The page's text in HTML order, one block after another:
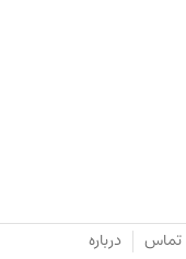
تماس درباره